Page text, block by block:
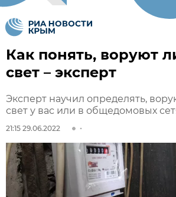
Как понять, воруют
свет – эксперт
Эксперт научил определять,
свет у вас или в общедомовых
21:15 29.06.2022